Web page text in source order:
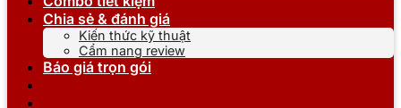
Chia sẻ & đánh giá
Kiến thức kỹ thuật
Cẩm nang review
Báo giá trọn gói